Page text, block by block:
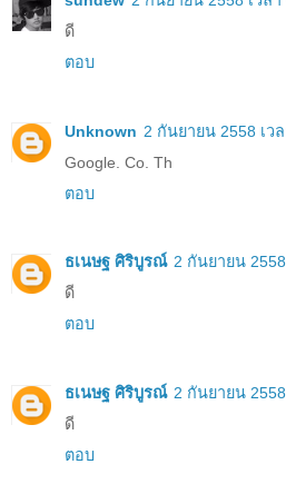
ดี
ตอบ
Unknown 2 กันยายน 2558 เว
Google. Co. Th
ตอบ
ธเนษฐ ศิริบูรณ์ 2 กันยายน
ดี
ตอบ
ธเนษฐ ศิริบูรณ์ 2 กันยายน
ดี
ตอบ